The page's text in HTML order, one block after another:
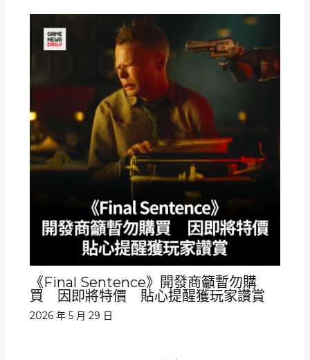
《Final Sentence》開發商籲暫勿購
買 因即將特價 貼心提醒獲玩家讚賞
2026 年 5 月 29 日